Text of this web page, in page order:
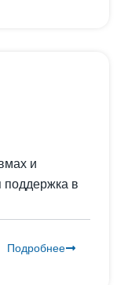
и
поддержка в
Подробнее